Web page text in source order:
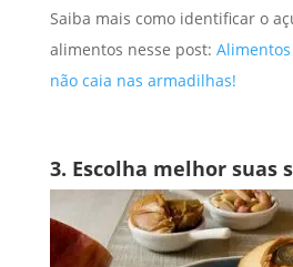
Saiba mais como identificar o
alimentos nesse post:
não caia nas armadilhas!
3. Escolha melhor suas